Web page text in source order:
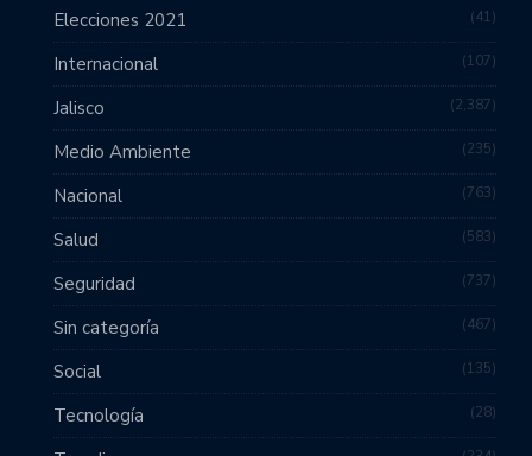
Elecciones 2021 41
Internacional 107
Jalisco 2,387
Medio Ambiente 235
Nacional 763
Salud 583
Seguridad 737
Sin categoría 467
Social 135
Tecnología 28